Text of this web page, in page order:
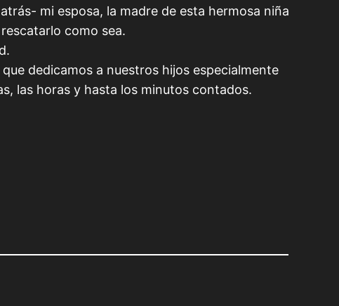
mi esposa, la madre de esta hermosa niña
como sea.
dedicamos a nuestros hijos especialmente
las horas y hasta los minutos contados.